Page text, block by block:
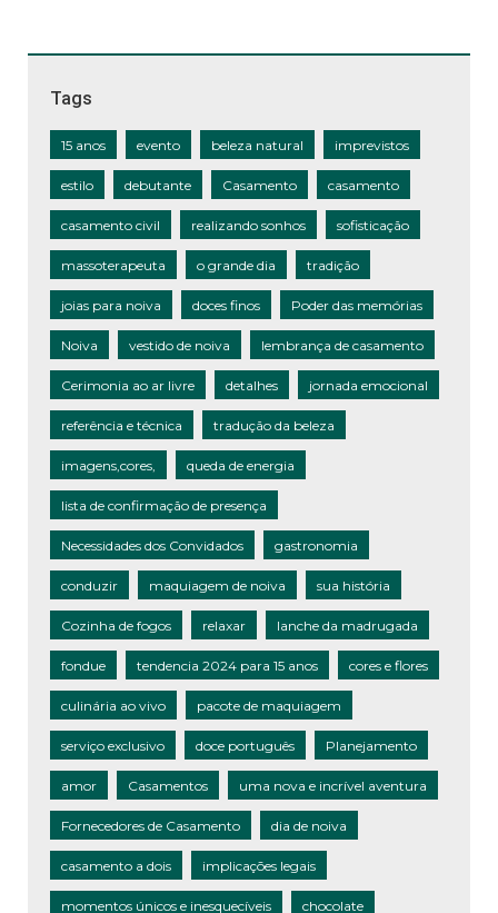
Tags
15 anos evento beleza natural imprevistos
estilo debutante Casamento casamento
casamento civil realizando sonhos sofisticação
massoterapeuta o grande dia tradição
joias para noiva doces finos Poder das memórias
Noiva vestido de noiva lembrança de casamento
Cerimonia ao ar livre detalhes jornada emocional
referência e técnica tradução da beleza
imagens,cores, queda de energia
lista de confirmação de presença
Necessidades dos Convidados gastronomia
conduzir maquiagem de noiva sua história
Cozinha de fogos relaxar lanche da madrugada
fondue tendencia 2024 para 15 anos cores e flores
culinária ao vivo pacote de maquiagem
serviço exclusivo doce português Planejamento
amor Casamentos uma nova e incrível aventura
Fornecedores de Casamento dia de noiva
casamento a dois implicações legais
momentos únicos e inesquecíveis chocolate